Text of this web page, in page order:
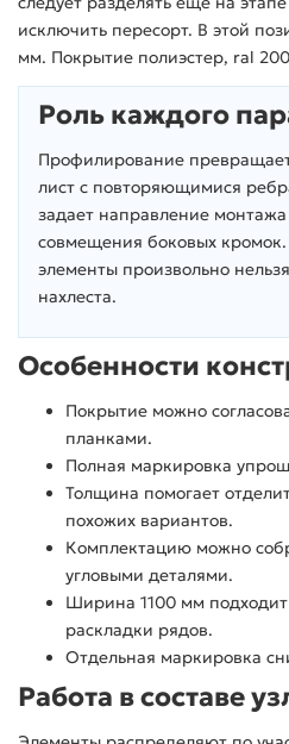
исключить пересорт. В этой
мм. Покрытие полиэстер, ral
Роль каждого
Профилирование
лист с повторяющимися
задает направление монтажа
совмещения боковых
элементы произвольно
нахлеста.
Особенности
Покрытие можно
планками.
Полная маркировка
Толщина помогает
похожих вариантов.
Комплектацию можно
угловыми деталями.
Ширина 1100 мм
раскладки рядов.
Отдельная маркировка
Работа в составе